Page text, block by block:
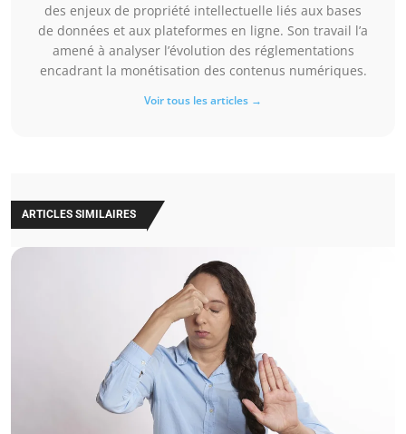
des enjeux de propriété intellectuelle liés aux bases
de données et aux plateformes en ligne. Son travail l’a
amené à analyser l’évolution des réglementations
encadrant la monétisation des contenus numériques.
Voir tous les articles →
ARTICLES SIMILAIRES